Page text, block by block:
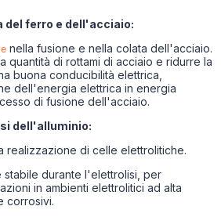
ferro e dell'acciaio:
nella fusione e nella colata dell'acciaio.
quantità di rottami di acciaio e ridurre la
buona conducibilità elettrica,
dell'energia elettrica in energia
di fusione dell'acciaio.
dell'alluminio:
realizzazione di celle elettrolitiche.
durante l'elettrolisi, per
in ambienti elettrolitici ad alta
corrosivi.